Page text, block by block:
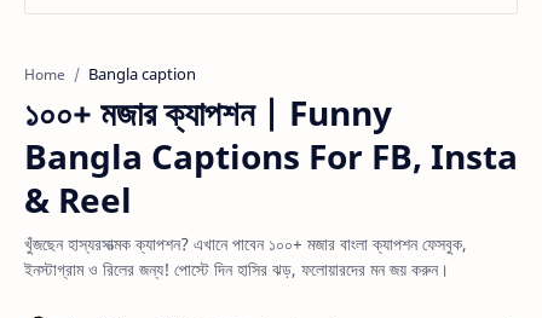
Home Bangla caption
১০০+ মজার ক্যাপশন | Funny
Bangla Captions For FB, Insta
& Reel
খুঁজছেন হাস্যরসাত্মক ক্যাপশন? এখানে পাবেন ১০০+ মজার বাংলা ক্যাপশন ফেসবুক,
ইনস্টাগ্রাম ও রিলের জন্য! পোস্টে দিন হাসির ঝড়, ফলোয়ারদের মন জয় করুন।